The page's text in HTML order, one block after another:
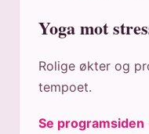
Yoga mot
Rolige økter og
tempoet.
Se